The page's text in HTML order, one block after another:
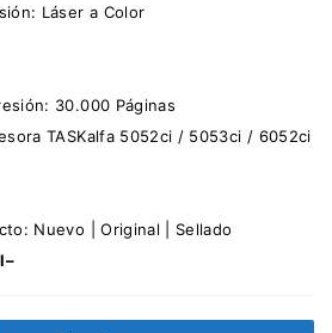
Láser a Color
30.000 Páginas
TASKalfa 5052ci / 5053ci / 6052ci
Nuevo | Original | Sellado